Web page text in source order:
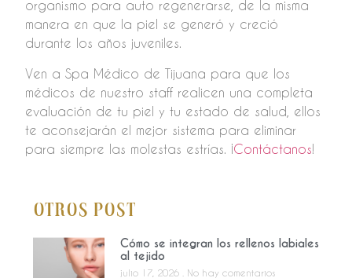
Otros Post
Cómo se integran los rellenos labiales
al tejido
julio 17, 2026 No hay comentarios
organismo para auto regenerarse, de la misma
manera en que la piel se generó y creció
durante los años juveniles.
Ven a Spa Médico de Tijuana para que los
médicos de nuestro staff realicen una completa
evaluación de tu piel y tu estado de salud, ellos
te aconsejarán el mejor sistema para eliminar
para siempre las molestas estrías. ¡Contáctanos!